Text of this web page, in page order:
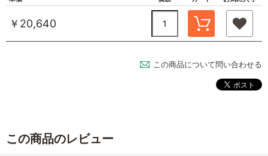
￥20,640
この商品について問い合わせる
この商品のレビュー